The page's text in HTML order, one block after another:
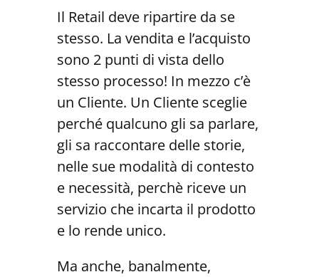
Il Retail deve ripartire da se
stesso. La vendita e l’acquisto
sono 2 punti di vista dello
stesso processo! In mezzo c’è
un Cliente. Un Cliente sceglie
perché qualcuno gli sa parlare,
gli sa raccontare delle storie,
nelle sue modalità di contesto
e necessità, perchè riceve un
servizio che incarta il prodotto
e lo rende unico.
Ma anche, banalmente,